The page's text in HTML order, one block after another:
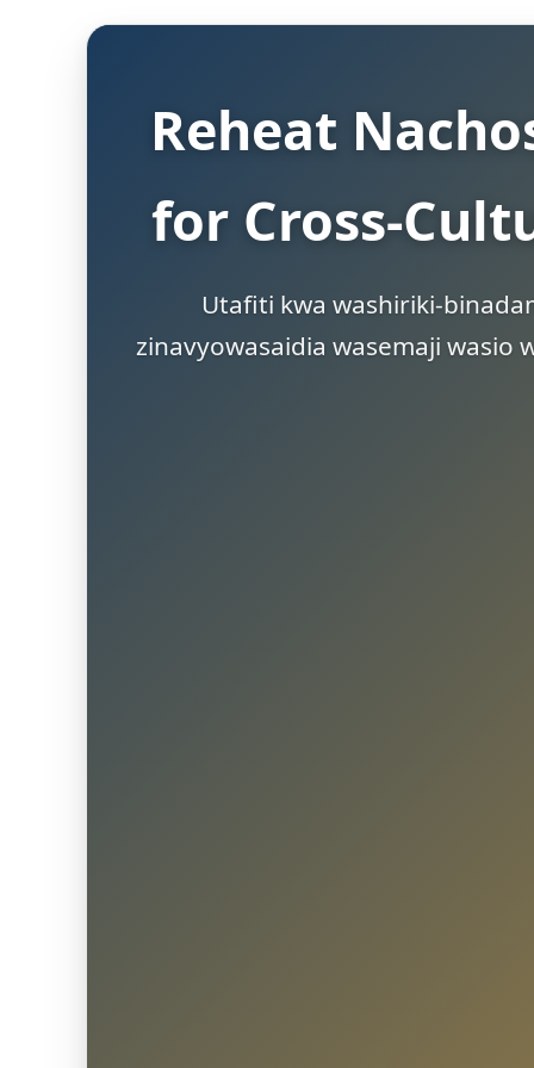
Reheat
for Cross-
Utafiti kwa washiriki-
zinavyowasaidia wasemaji wasio